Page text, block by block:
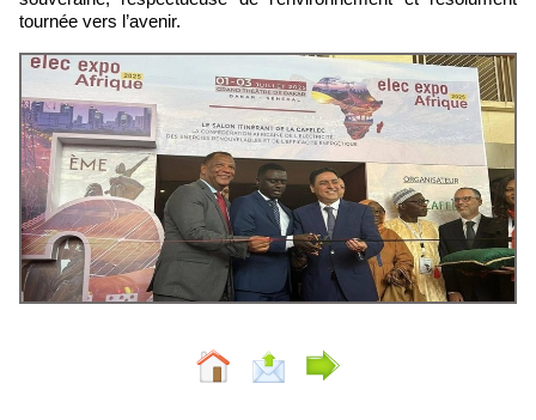
tournée vers l’avenir.